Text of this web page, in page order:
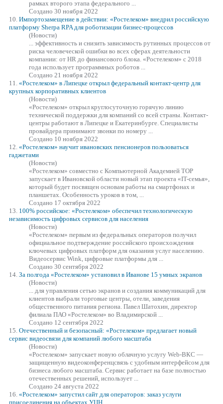
рамках второго этапа федерального ...
Создано 30 ноября 2022
10. Импортозамещение в действии: «Ростелеком» внедрил российскую
платформу Sherpa RPA для роботизации бизнес-процессов
(Новости)
... эффективность и снизить зависимость рутинных процессов от
риска человеческой ошибки во всех сферах деятельности
компании: от HR до финансового блока. «Ростелеком» с 2018
года использует программных роботов ...
Создано 21 ноября 2022
11. «Ростелеком» в Липецке открыл федеральный контакт-центр для
крупных корпоративных клиентов
(Новости)
«Ростелеком» открыл круглосуточную горячую линию
технической поддержки для компаний со всей страны. Контакт-
центры работают в Липецке и Екатеринбурге. Специалисты
провайдера принимают звонки по номеру ...
Создано 10 ноября 2022
12. «Ростелеком» научит ивановских пенсионеров пользоваться
гаджетами
(Новости)
«Ростелеком» совместно с Компьютерной Академией TOP
запускает в Ивановской области новый этап проекта «IT-семья»,
который будет посвящен основам работы на смартфонах и
планшетах. Особенность уроков в том, ...
Создано 17 октября 2022
13. 100% российское: «Ростелеком» обеспечил технологическую
независимость цифровых сервисов для населения
(Новости)
«Ростелеком» первым из федеральных операторов получил
официальное подтверждение российского происхождения
ключевых цифровых платформ для оказания услуг населению.
Видеосервис Wink, цифровые платформы для ...
Создано 30 сентября 2022
14. За полгода «Ростелеком» установил в Иванове 15 умных экранов
(Новости)
... для управления сетью экранов и создания коммуникаций для
клиентов выбрали торговые центры, отели, заведения
общественного питания региона. Павел Шатохин, директор
филиала ПАО «Ростелеком» во Владимирской ...
Создано 12 сентября 2022
15. Отечественный и безопасный: «Ростелеком» предлагает новый
сервис видеосвязи для компаний любого масштаба
(Новости)
«Ростелеком» запускает новую облачную услугу Web-ВКС —
защищенную видеоконференцсвязь с удобным интерфейсом для
бизнеса любого масштаба. Сервис работает на базе полностью
отечественных решений, использует ...
Создано 24 августа 2022
16. «Ростелеком» запустил сайт для операторов: заказ услуги
присоединения на объектах УЦН